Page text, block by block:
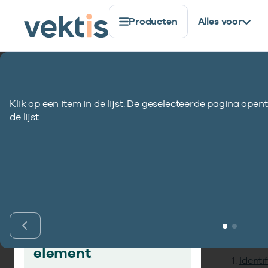
Producten Alles voor
Code
Vind gegevens­
element
Klik op een item in de lijst. De geselecteerde pagina
de lijst.